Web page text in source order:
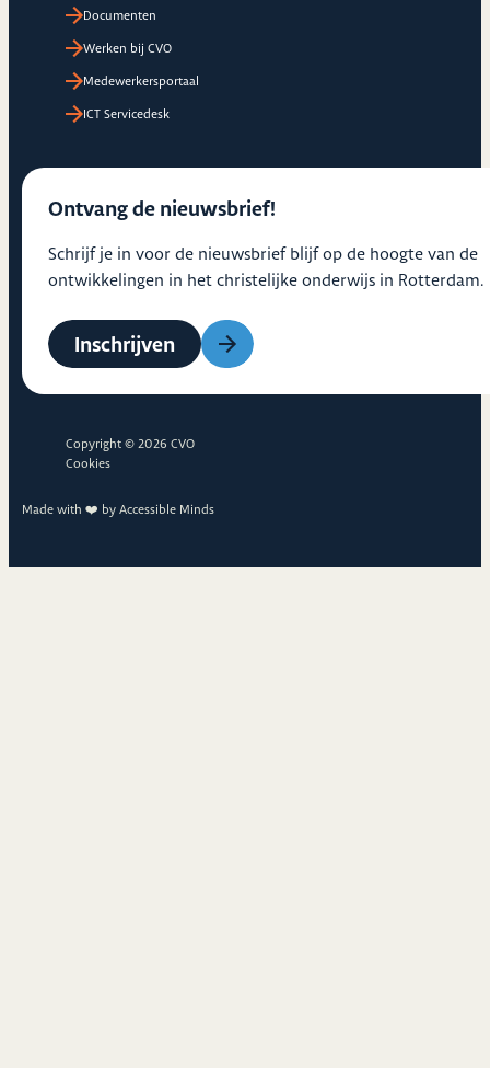
Documenten
Werken bij CVO
Medewerkersportaal
ICT Servicedesk
Ontvang de nieuwsbrief!
Schrijf je in voor de nieuwsbrief blijf op de hoogte van de
ontwikkelingen in het christelijke onderwijs in Rotterdam.
Inschrijven
Copyright © 2026 CVO
Cookies
Made with ❤️ by Accessible Minds